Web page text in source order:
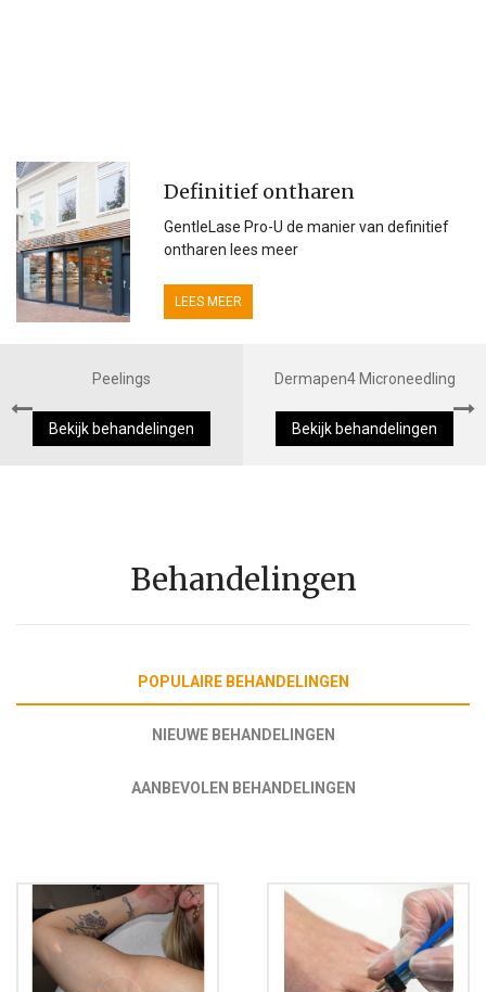
Definitief ontharen
GentleLase Pro-U de manier van definitief
ontharen lees meer
LEES MEER
Peelings
Bekijk behandelingen
Dermapen4 Microneedling
Bekijk behandelingen
Behandelingen
POPULAIRE BEHANDELINGEN
NIEUWE BEHANDELINGEN
AANBEVOLEN BEHANDELINGEN